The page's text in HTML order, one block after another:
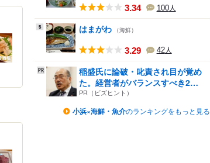
3.34 100人
5 はまがわ （海鮮）
3.29 42人
稲盛氏に論破・叱責され目が覚め
た。経営者がバランスすべき2
つ...
PR（ビズヒント）
小浜×海鮮・魚介のランキングをもっと見る